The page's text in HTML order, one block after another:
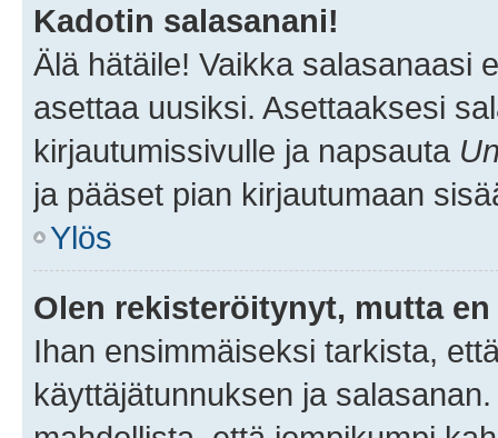
Kadotin salasanani!
Älä hätäile! Vaikka salasanaasi
asettaa uusiksi. Asettaaksesi
kirjautumissivulle ja napsauta
ja pääset pian kirjautumaan
Ylös
Olen rekisteröitynyt, mutta
Ihan ensimmäiseksi tarkista,
käyttäjätunnuksen ja